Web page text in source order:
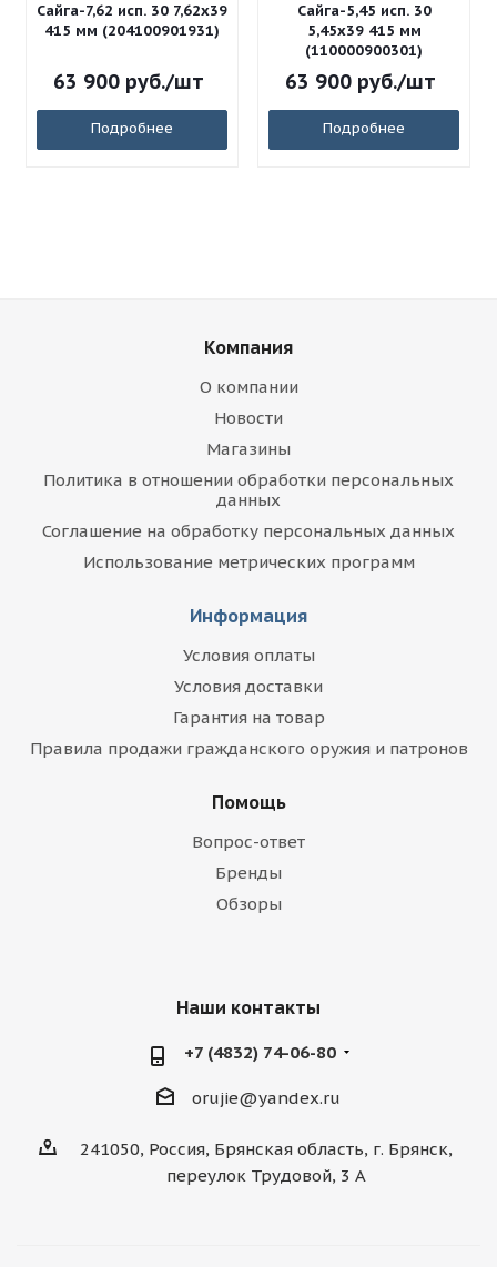
Сайга-7,62 исп. 30 7,62x39
415 мм (204100901931)
63 900руб./шт
Подробнее
Сайга-5,45 исп. 30
5,45x39 415 мм
(110000900301)
63 900руб./шт
Подробнее
Компания
О компании
Новости
Магазины
Политика в отношении обработки персональных
данных
Соглашение на обработку персональных данных
Использование метрических программ
Информация
Условия оплаты
Условия доставки
Гарантия на товар
Правила продажи гражданского оружия и патронов
Помощь
Вопрос-ответ
Бренды
Обзоры
Наши контакты
+7 (4832) 74-06-80
orujie@yandex.ru
241050, Россия, Брянская область, г. Брянск,
переулок Трудовой, 3 А